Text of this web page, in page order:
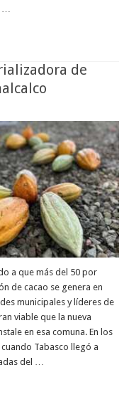
de
a que más del 50 por
de cacao se genera en
municipales y líderes de
viable que la nueva
en esa comuna. En los
Tabasco llegó a
del …